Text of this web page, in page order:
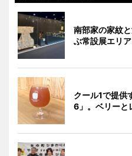
南部家の家紋
ぶ常設展エリア
クール1で提供
6」。ベリーと